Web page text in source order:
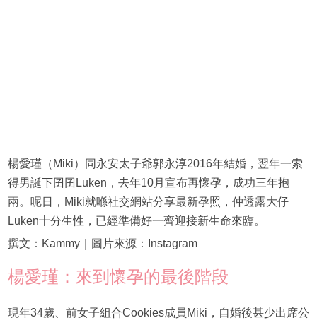
楊愛瑾（Miki）同永安太子爺郭永淳2016年結婚，翌年一索
得男誕下囝囝Luken，去年10月宣布再懷孕，成功三年抱
兩。呢日，Miki就喺社交網站分享最新孕照，仲透露大仔
Luken十分生性，已經準備好一齊迎接新生命來臨。
撰文：Kammy｜圖片來源：Instagram
楊愛瑾：來到懷孕的最後階段
現年34歲、前女子組合Cookies成員Miki，自婚後甚少出席公